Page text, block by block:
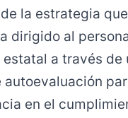
la estrategia
dirigido al
a través de
autoevaluación
en el